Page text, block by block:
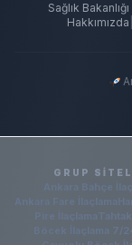
Sağlık
Hakkımızda
GRUP
Ankara Bahçe
Ankara Fare İlaçlama
Pire İlaçlama
Böcek İlaçlama 7/